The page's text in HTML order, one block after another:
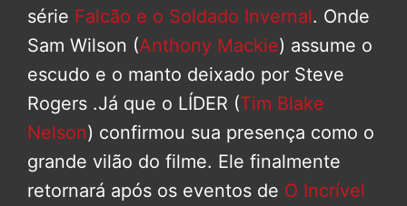
série Falcão e o Soldado Invernal. Onde
Sam Wilson (Anthony Mackie) assume o
escudo e o manto deixado por Steve
Rogers .Já que o LÍDER (Tim Blake
Nelson) confirmou sua presença como o
grande vilão do filme. Ele finalmente
retornará após os eventos de O Incrível